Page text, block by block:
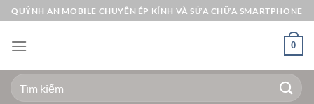
Bỏ
qua
nội
QUỲNH AN MOBILE CHUYÊN ÉP KÍNH VÀ SỬA CHỮA SMARTPHONE
0
Tìm
kiếm: